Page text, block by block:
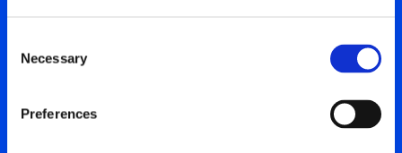
Selection
Necessary
Preferences
Elektrische laadoplossingen bedrijven en zelfstandigen
Elektrische laadoplossingen voor professionals in vastgoed